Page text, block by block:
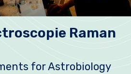
Raman
for Astrobiology